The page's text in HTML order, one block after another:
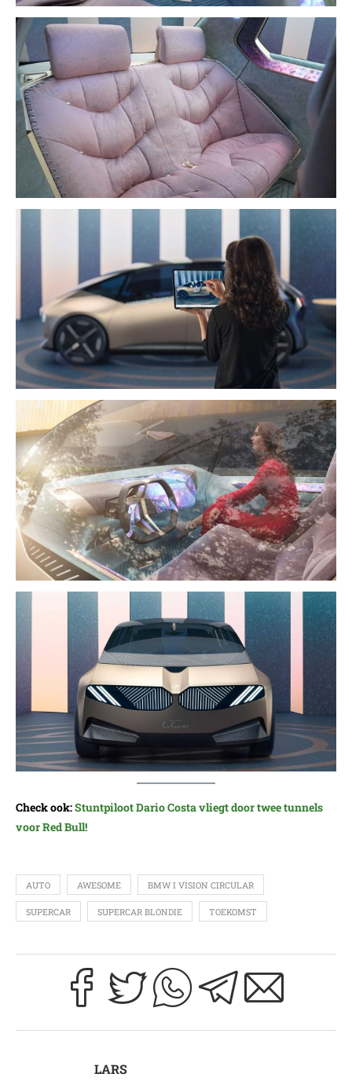
Check ook:Stuntpiloot Dario Costa vliegt door twee tunnels
voor Red Bull!
AUTO AWESOME BMW I VISION CIRCULAR
SUPERCAR SUPERCAR BLONDIE TOEKOMST
LARS